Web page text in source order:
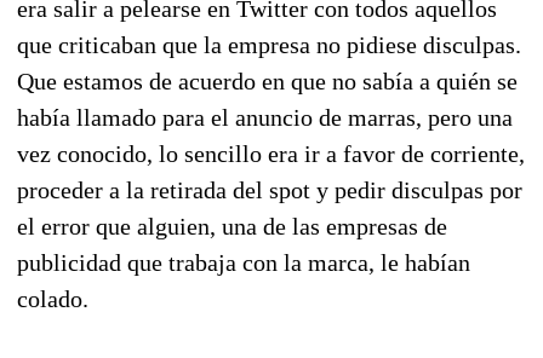
era salir a pelearse en Twitter con todos aquellos
que criticaban que la empresa no pidiese disculpas.
Que estamos de acuerdo en que no sabía a quién se
había llamado para el anuncio de marras, pero una
vez conocido, lo sencillo era ir a favor de corriente,
proceder a la retirada del spot y pedir disculpas por
el error que alguien, una de las empresas de
publicidad que trabaja con la marca, le habían
colado.